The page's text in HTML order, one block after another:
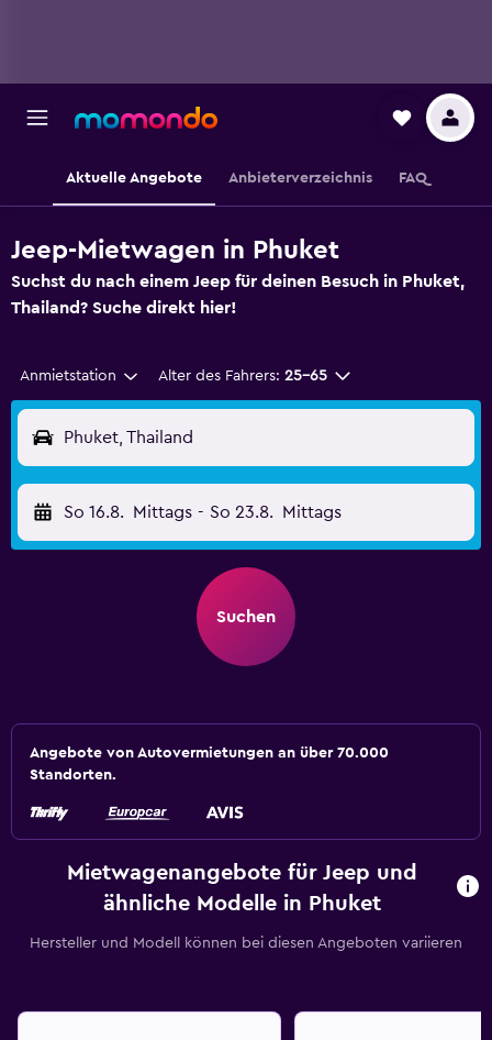
Aktuelle Angebote Anbieterverzeichnis FAQ
Jeep-Mietwagen in Phuket
Suchst du nach einem Jeep für deinen Besuch in Phuket,
Thailand? Suche direkt hier!
Anmietstation Alter des Fahrers: 25-65
Phuket, Thailand
So 16.8. Mittags - So 23.8. Mittags
Suchen
Angebote von Autovermietungen an über 70.000
Standorten.
Mietwagenangebote für Jeep und
ähnliche Modelle in Phuket
Hersteller und Modell können bei diesen Angeboten variieren